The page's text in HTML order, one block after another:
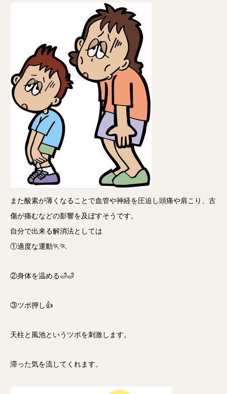
また酸素が薄くなることで血管や神経を圧迫し頭痛や肩こり、古
傷が痛むなどの影響を及ぼすそうです。
自分で出来る解消法としては
①適度な運動🏃🏃
②身体を温める🛁🛁
③ツボ押し👍
天柱と風池というツボを刺激します。
滞った気を流してくれます。